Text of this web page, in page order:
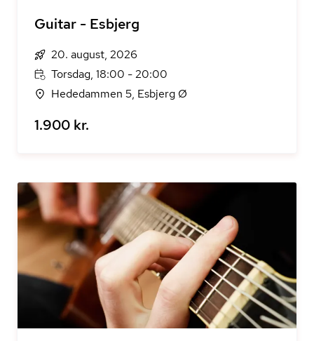
Guitar - Esbjerg
20. august, 2026
Torsdag, 18:00 - 20:00
Hededammen 5, Esbjerg Ø
1.900 kr.